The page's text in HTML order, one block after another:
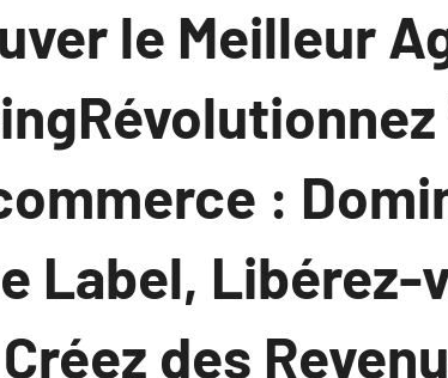
le Meilleur
:
Label, Libérez-
des